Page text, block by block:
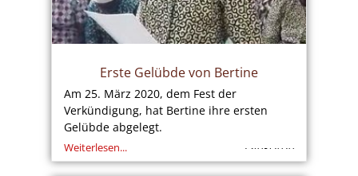
Erste Gelübde von Bertine
Am 25. März 2020, dem Fest der
Verkündigung, hat Bertine ihre ersten
Gelübde abgelegt.
Weiterlesen... 25/03/2020